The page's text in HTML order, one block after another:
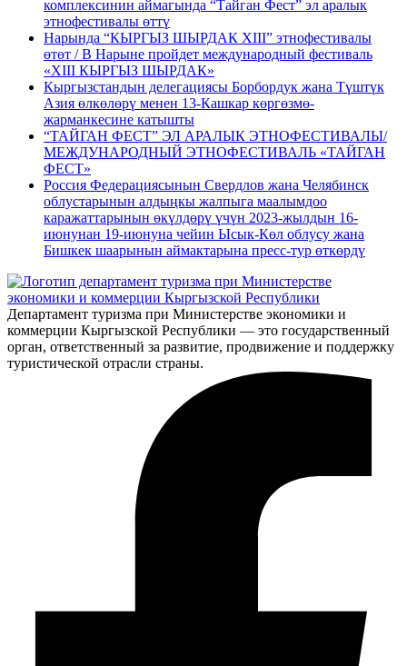
комплексинин аймагында “Тайган Фест” эл аралык
этнофестивалы өттү
Нарында “КЫРГЫЗ ШЫРДАК XIII” этнофестивалы
өтөт / В Нарыне пройдет международный фестиваль
«XIII КЫРГЫЗ ШЫРДАК»
Кыргызстандын делегациясы Борбордук жана Түштүк
Азия өлкөлөрү менен 13-Кашкар көргөзмө-
жарманкесине катышты
“ТАЙГАН ФЕСТ” ЭЛ АРАЛЫК ЭТНОФЕСТИВАЛЫ/
МЕЖДУНАРОДНЫЙ ЭТНОФЕСТИВАЛЬ «ТАЙГАН
ФЕСТ»
Россия Федерациясынын Свердлов жана Челябинск
облустарынын алдыңкы жалпыга маалымдоо
каражаттарынын өкүлдөрү үчүн 2023-жылдын 16-
июнунан 19-июнуна чейин Ысык-Көл облусу жана
Бишкек шаарынын аймактарына пресс-тур өткөрдү
Департамент туризма при Министерстве экономики и
коммерции Кыргызской Республики — это государственный
орган, ответственный за развитие, продвижение и поддержку
туристической отрасли страны.